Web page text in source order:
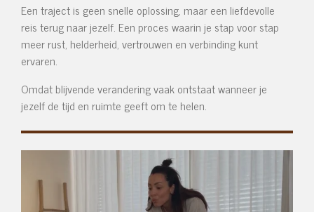
Een traject is geen snelle oplossing, maar een liefdevolle
reis terug naar jezelf. Een proces waarin je stap voor stap
meer rust, helderheid, vertrouwen en verbinding kunt
ervaren.
Omdat blijvende verandering vaak ontstaat wanneer je
jezelf de tijd en ruimte geeft om te helen.